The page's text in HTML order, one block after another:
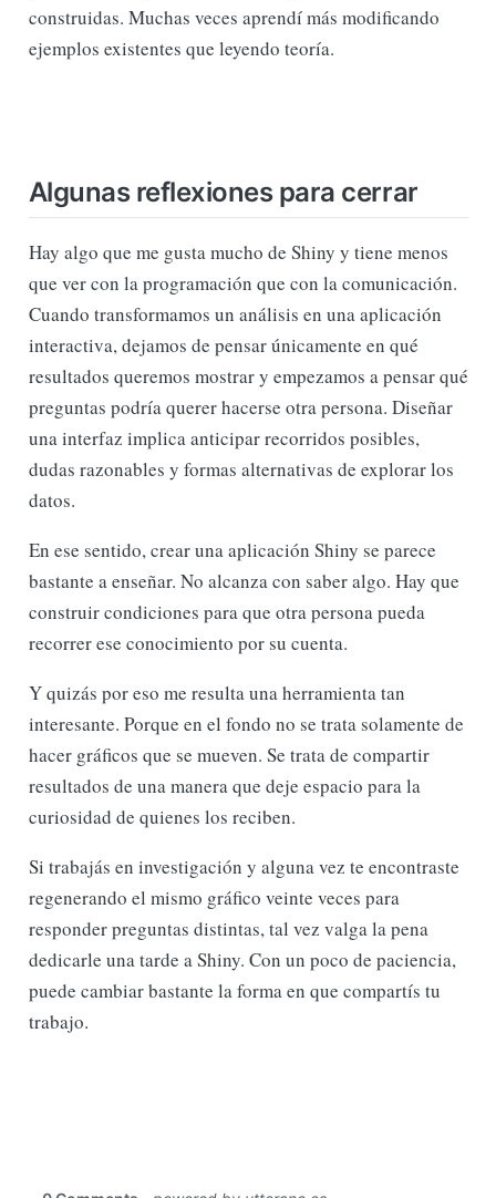
construidas. Muchas veces aprendí más modificando
ejemplos existentes que leyendo teoría.
Algunas reflexiones para cerrar
Hay algo que me gusta mucho de Shiny y tiene menos
que ver con la programación que con la comunicación.
Cuando transformamos un análisis en una aplicación
interactiva, dejamos de pensar únicamente en qué
resultados queremos mostrar y empezamos a pensar qué
preguntas podría querer hacerse otra persona. Diseñar
una interfaz implica anticipar recorridos posibles,
dudas razonables y formas alternativas de explorar los
datos.
En ese sentido, crear una aplicación Shiny se parece
bastante a enseñar. No alcanza con saber algo. Hay que
construir condiciones para que otra persona pueda
recorrer ese conocimiento por su cuenta.
Y quizás por eso me resulta una herramienta tan
interesante. Porque en el fondo no se trata solamente de
hacer gráficos que se mueven. Se trata de compartir
resultados de una manera que deje espacio para la
curiosidad de quienes los reciben.
Si trabajás en investigación y alguna vez te encontraste
regenerando el mismo gráfico veinte veces para
responder preguntas distintas, tal vez valga la pena
dedicarle una tarde a Shiny. Con un poco de paciencia,
puede cambiar bastante la forma en que compartís tu
trabajo.